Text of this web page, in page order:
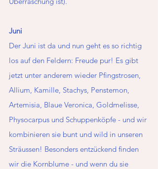
Juni
Der Juni ist da und nun geht es so richtig
los auf den Feldern: Freude pur! Es gibt
jetzt unter anderem wieder Pfingstrosen,
Allium, Kamille, Stachys, Penstemon,
Artemisia, Blaue Veronica, Goldmelisse,
Physocarpus und Schuppenköpfe - und wir
kombinieren sie bunt und wild in unseren
Sträussen! Besonders entzückend finden
wir die Kornblume - und wenn du sie